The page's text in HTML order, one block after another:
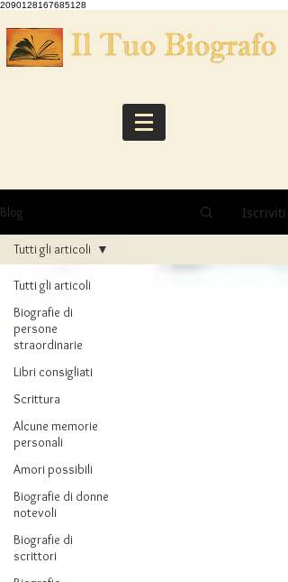
2090128167685128
Blog Iscriviti
Tutti gli articoli
Biografie di
persone
straordinarie
Libri consigliati
Scrittura
Alcune memorie
personali
Amori possibili
Biografie di donne
notevoli
Biografie di
scrittori
Tutti gli articoli